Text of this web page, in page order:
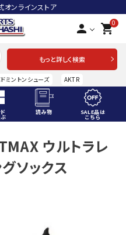
ンラインストア
person 0
shopping_cart
もっと詳しく検索
ミントンシューズ AKTR
読み物 SALE品は
こちら
ウルトラレ
ソックス